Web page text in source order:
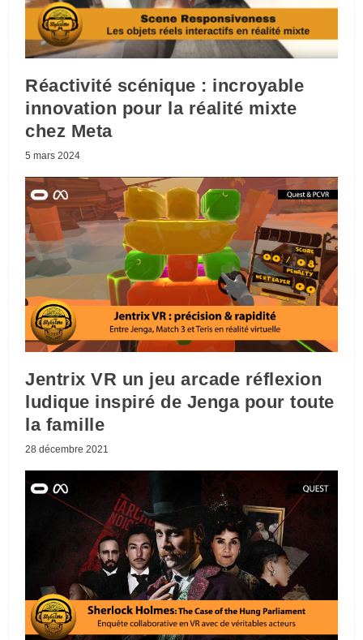
Réactivité scénique : incroyable
innovation pour la réalité mixte
chez Meta
5 mars 2024
Jentrix VR un jeu arcade réflexion
ludique inspiré de Jenga pour toute
la famille
28 décembre 2021